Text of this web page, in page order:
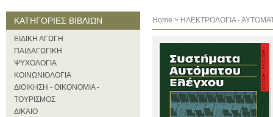
ΚΑΤΗΓΟΡΙΕΣ ΒΙΒΛΙΩΝ
ΕΙΔΙΚΗ ΑΓΩΓΗ
ΠΑΙΔΑΓΩΓΙΚΗ
ΨΥΧΟΛΟΓΙΑ
ΚΟΙΝΩΝΙΟΛΟΓΙΑ
ΔΙΟΙΚΗΣΗ - ΟΙΚΟΝΟΜΙΑ -
ΤΟΥΡΙΣΜΟΣ
ΔΙΚΑΙΟ
Home > ΗΛΕΚΤΡΟΛΟΓΙΑ -